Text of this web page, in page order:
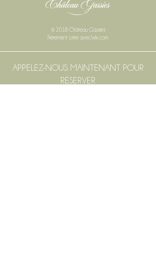
© 2018 Château Gassies
Fièrement créé avecWix.com
APPELEZ-NOUS MAINTENANT POUR
RÉSERVER